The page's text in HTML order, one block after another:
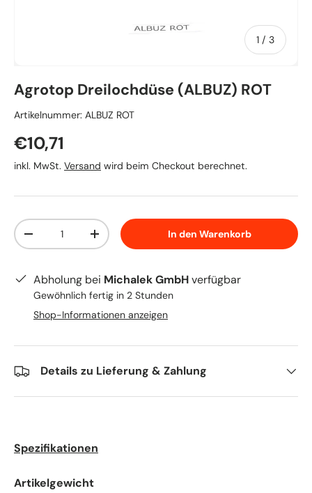
1 / von
3
Agrotop Dreilochdüse (ALBUZ) ROT
Artikelnummer: ALBUZ ROT
Normaler Preis
€10,71
inkl. MwSt. Versand wird beim Checkout berechnet.
Anzahl
Menge verringernMenge erhöhen In den Warenkorb
Abholung bei Michalek GmbHverfügbar
Gewöhnlich fertig in 2 Stunden
Shop-Informationen anzeigen
Details zu Lieferung & Zahlung
Spezifikationen
Artikelgewicht